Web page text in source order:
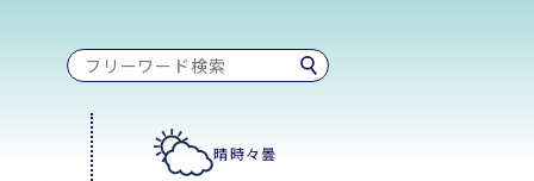
晴時々曇